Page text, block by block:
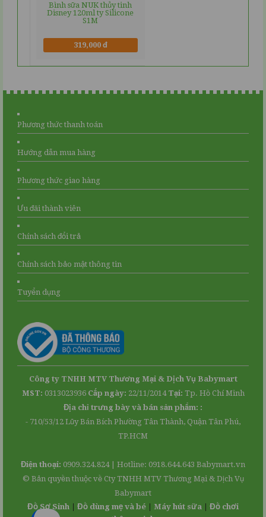
Bình sữa NUK thủy tinh
Disney 120ml ty Silicone
S1M
319,000 đ
Phương thức thanh toán
Hướng dẫn mua hàng
Phương thức giao hàng
Ưu đãi thành viên
Chính sách đổi trả
Chính sách bảo mật thông tin
Tuyển dụng
Facebook
Youtube
Công ty TNHH MTV Thương Mại & Dịch Vụ Babymart
MST: 0313023936 Cấp ngày: 22/11/2014 Tại: Tp. Hồ Chí Minh
Địa chỉ trưng bày và bán sản phẩm: :
- 710/53/12 Lũy Bán Bích Phường Tân Thành, Quận Tân Phú,
TP.HCM
Điện thoại: 0909.324.824 | Hotline: 0918.644.643 Babymart.vn
Website:babymart.vn
Logo:
© Bản quyền thuộc về Cty TNHH MTV Thương Mại & Dịch Vụ
Babymart
Đồ Sơ Sinh
Đồ dùng mẹ và bé Máy hút sữa
Đồ chơi